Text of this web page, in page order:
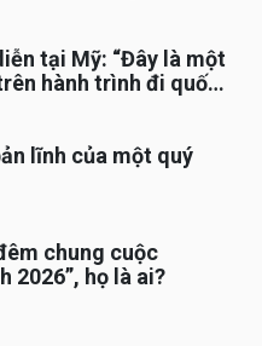
tại Mỹ: “Đây là một
hành trình đi quốc
lĩnh của một quý
chung cuộc
2026”, họ là ai?